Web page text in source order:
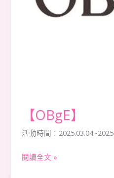
【OBgE】
活動時間：2025.03.04~2025
閱讀全文 »